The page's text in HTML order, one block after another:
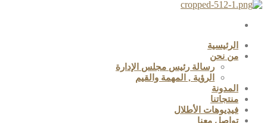
الرئيسية
من نحن
رسالة رئيس مجلس الإدارة
الرؤية , المهمة والقيم
المدونة
منتجاتنا
فيديوهات الأطلال
تواصل معنا